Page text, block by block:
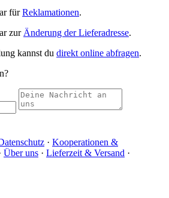
fürReklamationen.
zur Änderung der Lieferadresse.
kannst du direkt online abfragen.
· Kooperationen &
Über uns · Lieferzeit & Versand ·